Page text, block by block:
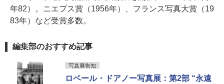
年82）。ニエプス賞（1956年）、フランス写真大賞（19
83年）など受賞多数。
編集部のおすすめ記事
写真展告知
ロベール・ドアノー写真展：第2部 “永遠